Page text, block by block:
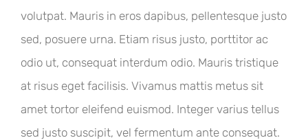
volutpat. Mauris in eros dapibus, pellentesque justo
sed, posuere urna. Etiam risus justo, porttitor ac
odio ut, consequat interdum odio. Mauris tristique
at risus eget facilisis. Vivamus mattis metus sit
amet tortor eleifend euismod. Integer varius tellus
sed justo suscipit, vel fermentum ante consequat.